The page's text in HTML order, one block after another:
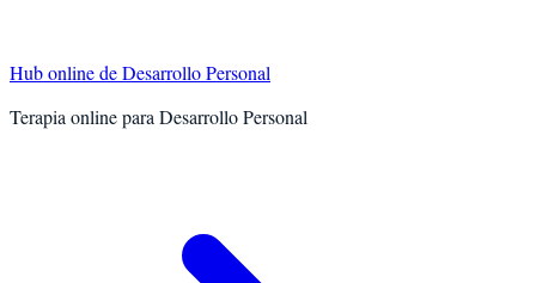
Hub online deDesarrollo Personal
Terapia online para Desarrollo Personal